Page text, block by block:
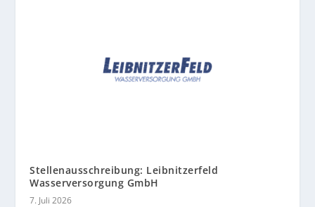
Stellenausschreibung: Leibnitzerfeld
Wasserversorgung GmbH
7. Juli 2026